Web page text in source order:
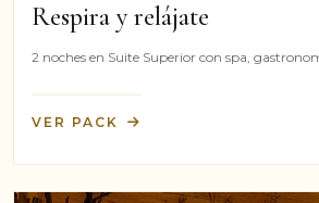
Respira y relájate
2 noches en Suite Superior con spa,
VER PACK